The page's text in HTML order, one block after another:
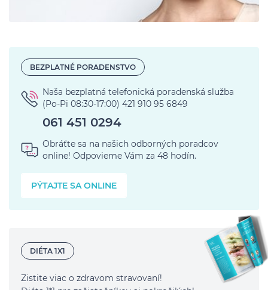
BEZPLATNÉ PORADENSTVO
Naša bezplatná telefonická poradenská služba
(Po-Pi 08:30-17:00) 421 910 95 6849
Obráťte sa na našich odborných poradcov
online! Odpovieme Vám za 48 hodín.
PÝTAJTE SA ONLINE
DIÉTA 1X1
Zistite viac o zdravom stravovaní!